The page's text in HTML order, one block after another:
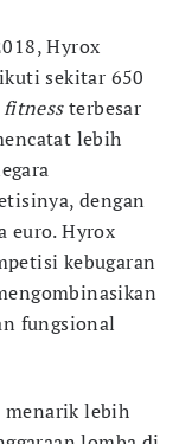
Hyrox
sekitar 650
fitnessterbesar
lebih
dengan
euro. Hyrox
kebugaran
fungsional
menarik lebih